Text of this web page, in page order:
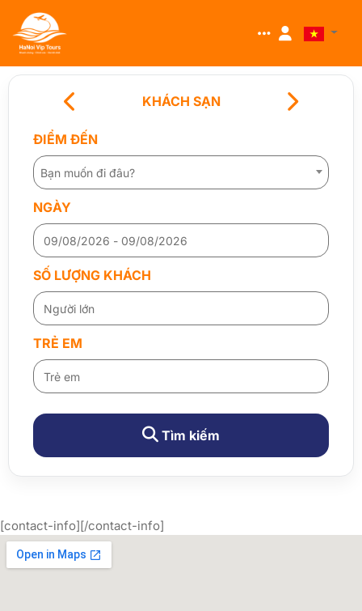
KHÁCH SẠN
ĐIỂM ĐẾN
Bạn muốn đi đâu?
NGÀY
SỐ LƯỢNG KHÁCH
TRẺ EM
Tìm kiếm
[contact-info][/contact-info]